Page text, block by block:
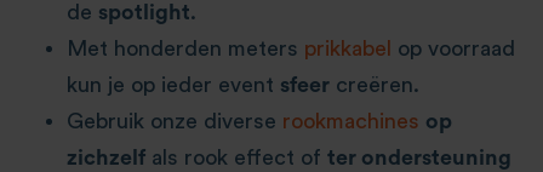
de spotlight.
Met honderden meters prikkabel
op voorraad
kun je op ieder event sfeer creëren.
Gebruik onze diverse rookmachines op
zichzelf als rook effect of ter ondersteuning